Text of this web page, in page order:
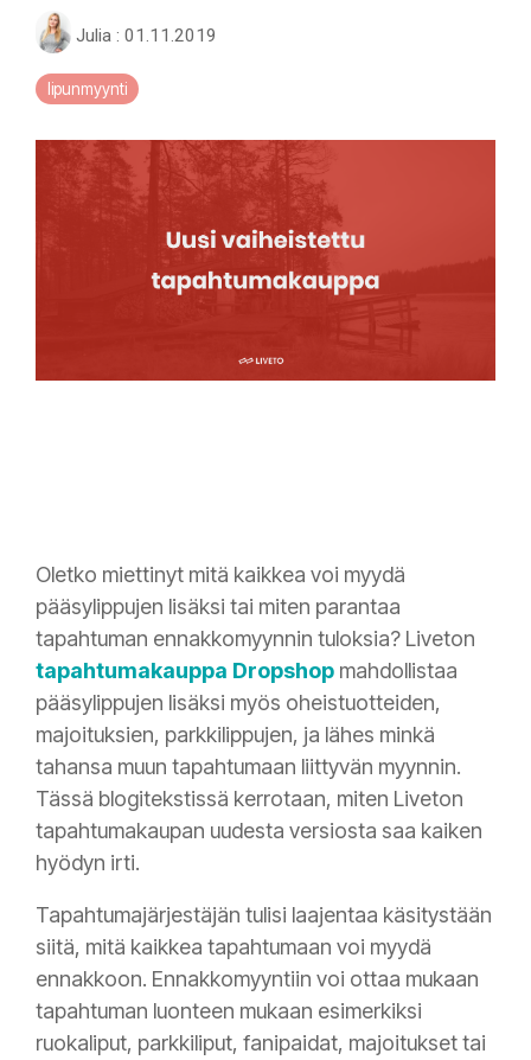
Julia : 01.11.2019
lipunmyynti
Oletko miettinyt mitä kaikkea voi myydä
pääsylippujen lisäksi tai miten parantaa
tapahtuman ennakkomyynnin tuloksia? Liveton
tapahtumakauppa Dropshop mahdollistaa
pääsylippujen lisäksi myös oheistuotteiden,
majoituksien, parkkilippujen, ja lähes minkä
tahansa muun tapahtumaan liittyvän myynnin.
Tässä blogitekstissä kerrotaan, miten Liveton
tapahtumakaupan uudesta versiosta saa kaiken
hyödyn irti.
Tapahtumajärjestäjän tulisi laajentaa käsitystään
siitä, mitä kaikkea tapahtumaan voi myydä
ennakkoon. Ennakkomyyntiin voi ottaa mukaan
tapahtuman luonteen mukaan esimerkiksi
ruokaliput, parkkiliput, fanipaidat, majoitukset tai